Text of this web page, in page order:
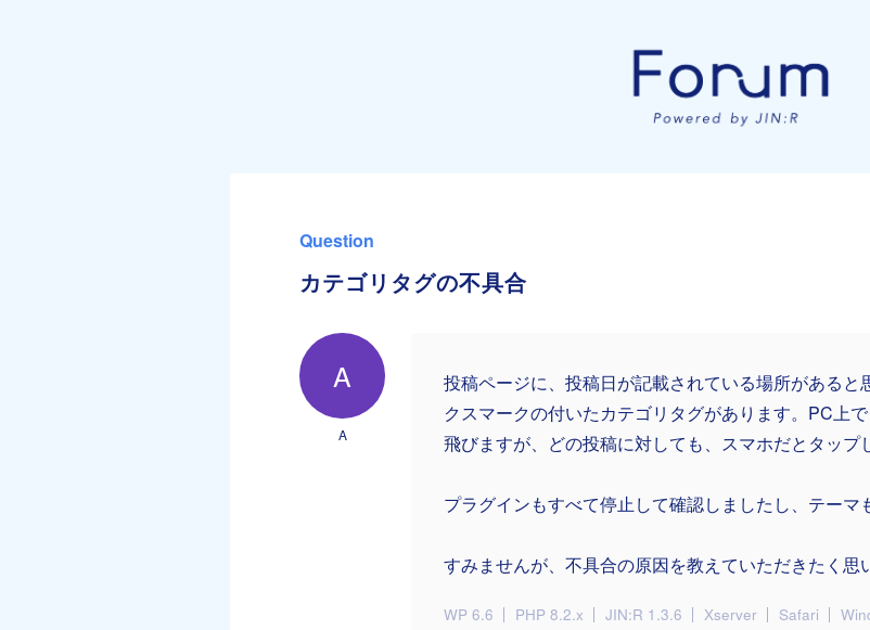
Question
カテゴリタグの不具合
A
A
投稿ページに、投稿日が記載されている場所があると
クスマークの付いたカテゴリタグがあります。PC上
飛びますが、どの投稿に対しても、スマホだとタップ
プラグインもすべて停止して確認しましたし、テーマ
すみませんが、不具合の原因を教えていただきたく思
WP 6.6 PHP 8.2.x JIN:R 1.3.6 Xserver Safari